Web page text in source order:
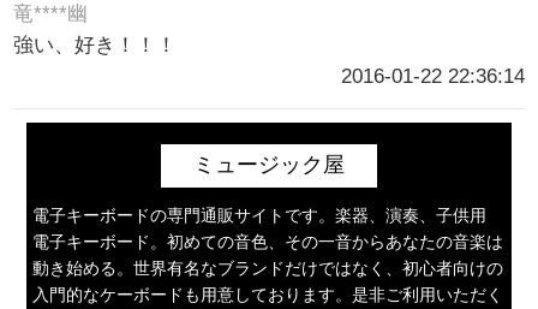
竜****幽
強い、好き！！！
2016-01-22 22:36:14
ミュージック屋
電子キーボードの専門通販サイトです。楽器、演奏、子供用
電子キーボード。初めての音色、その一音からあなたの音楽は
動き始める。世界有名なブランドだけではなく、初心者向けの
入門的なケーボードも用意しております。是非ご利用いただく